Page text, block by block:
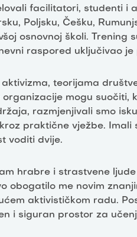
facilitatori, studenti i
Poljsku, Češku,
osnovnoj školi. Trening
raspored uključivao
teorijama
mogu suočiti,
razmjenjivali smo
praktične vježbe. Imali
voditi dvije.
hrabre i strastvene
obogatilo me novim
aktivističkom radu.
i siguran prostor za